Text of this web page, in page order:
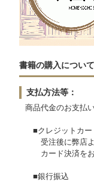
書籍の購入について
支払方法等：
商品代金のお支払
■クレジットカ
受注後に弊店よ
カード決済をお
■銀行振込